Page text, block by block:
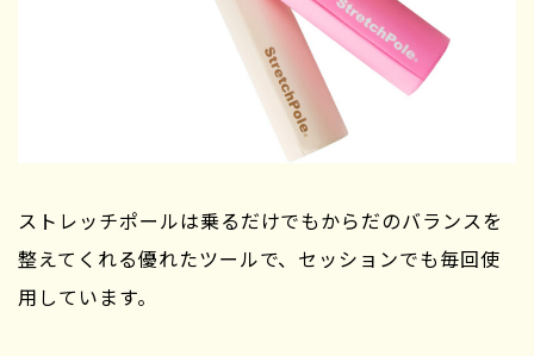
ストレッチポールは乗るだけでもからだのバランスを
整えてくれる優れたツールで、セッションでも毎回使
用しています。